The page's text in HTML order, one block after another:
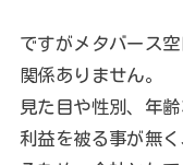
ですがメタバース
関係ありません。
見た目や性別、年
利益を被る事が無